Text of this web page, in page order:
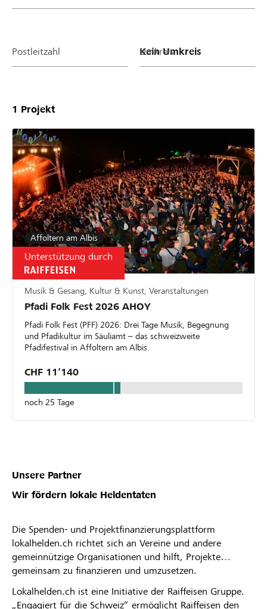
Postleitzahl Umkreis
1 Projekt
Affoltern am Albis
Unterstützung durch
Musik & Gesang, Kultur & Kunst, Veranstaltungen
Pfadi Folk Fest 2026 AHOY
Pfadi Folk Fest (PFF) 2026: Drei Tage Musik, Begegnung
und Pfadikultur im Säuliamt – das schweizweite
Pfadifestival in Affoltern am Albis.
CHF 11’140
noch 25 Tage
Unsere Partner
Wir fördern lokale Heldentaten
Die Spenden- und Projektfinanzierungsplattform
lokalhelden.ch richtet sich an Vereine und andere
gemeinnützige Organisationen und hilft, Projekte
gemeinsam zu finanzieren und umzusetzen.
Lokalhelden.ch ist eine Initiative der Raiffeisen Gruppe.
„Engagiert für die Schweiz“ ermöglicht Raiffeisen den